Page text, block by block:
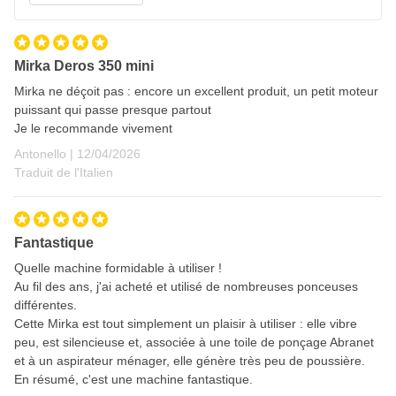
Mirka Deros 350 mini
Mirka ne déçoit pas : encore un excellent produit, un petit moteur
puissant qui passe presque partout
Je le recommande vivement
Antonello | 12 avril 2026
12/04/2026
Traduit de l'Italien
Fantastique
Quelle machine formidable à utiliser !
Au fil des ans, j'ai acheté et utilisé de nombreuses ponceuses
différentes.
Cette Mirka est tout simplement un plaisir à utiliser : elle vibre
peu, est silencieuse et, associée à une toile de ponçage Abranet
et à un aspirateur ménager, elle génère très peu de poussière.
En résumé, c'est une machine fantastique.